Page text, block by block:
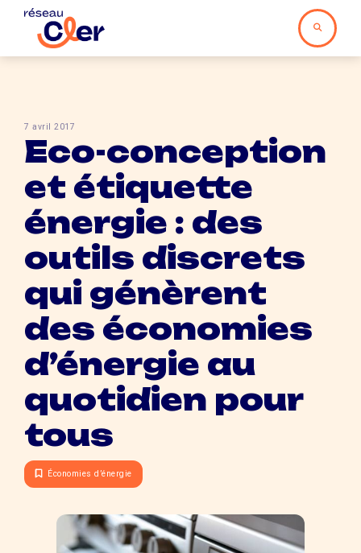
7 avril 2017
Eco-conception
et étiquette
énergie : des
outils discrets
qui génèrent
des économies
d’énergie au
quotidien pour
tous
Économies d’énergie